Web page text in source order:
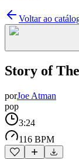
Voltar ao
Story of
porJoe Atman
pop
3:24
116 BPM